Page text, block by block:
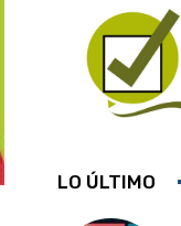
LO ÚLTIMO